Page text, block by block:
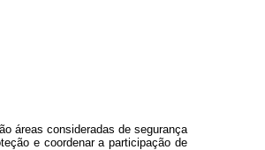
áreas consideradas de segurança
e coordenar a participação de